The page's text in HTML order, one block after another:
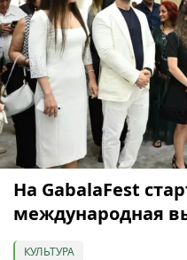
На GabalaFest
международная
КУЛЬТУРА